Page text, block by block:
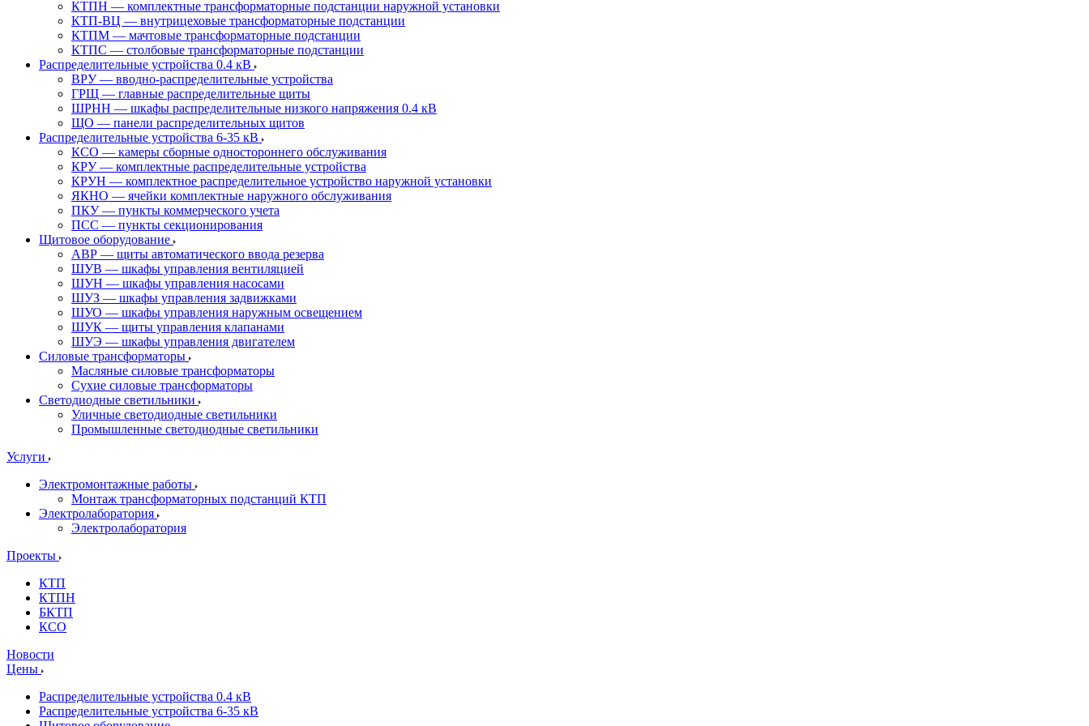
КТПН — комплектные трансформаторные подстанции наружной установки
КТП-ВЦ — внутрицеховые трансформаторные подстанции
КТПМ — мачтовые трансформаторные подстанции
КТПС — столбовые трансформаторные подстанции
Распределительные устройства 0.4 кВ
ВРУ — вводно-распределительные устройства
ГРЩ — главные распределительные щиты
ШРНН — шкафы распределительные низкого напряжения 0.4 кВ
ЩО — панели распределительных щитов
Распределительные устройства 6-35 кВ
КСО — камеры сборные одностороннего обслуживания
КРУ — комплектные распределительные устройства
КРУН — комплектное распределительное устройство наружной установки
ЯКНО — ячейки комплектные наружного обслуживания
ПКУ — пункты коммерческого учета
ПСС — пункты секционирования
Щитовое оборудование
АВР — щиты автоматического ввода резерва
ШУВ — шкафы управления вентиляцией
ШУН — шкафы управления насосами
ШУЗ — шкафы управления задвижками
ШУО — шкафы управления наружным освещением
ШУК — щиты управления клапанами
ШУЭ — шкафы управления двигателем
Силовые трансформаторы
Масляные силовые трансформаторы
Сухие силовые трансформаторы
Светодиодные светильники
Уличные светодиодные светильники
Промышленные светодиодные светильники
Услуги
Электромонтажные работы
Монтаж трансформаторных подстанций КТП
Электролаборатория
Электролаборатория
Проекты
КТП
КТПН
БКТП
КСО
Новости
Цены
Распределительные устройства 0.4 кВ
Распределительные устройства 6-35 кВ